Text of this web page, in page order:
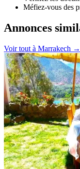
Méfiez-vous des
Annonces
Voir tout à Marrakech →